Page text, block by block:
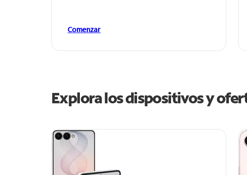
Comenzar
Explora los dispositivos y